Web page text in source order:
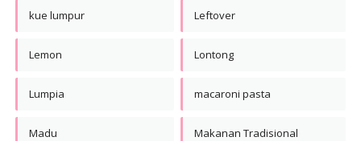
kue lumpur Leftover
Lemon Lontong
Lumpia macaroni pasta
Madu Makanan Tradisional